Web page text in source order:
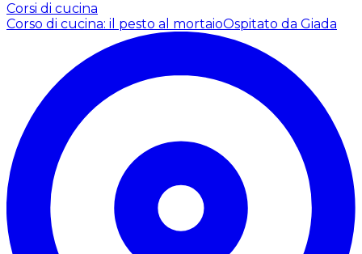
Corsi di cucina
Corso di cucina: il pesto al mortaioOspitato da Giada